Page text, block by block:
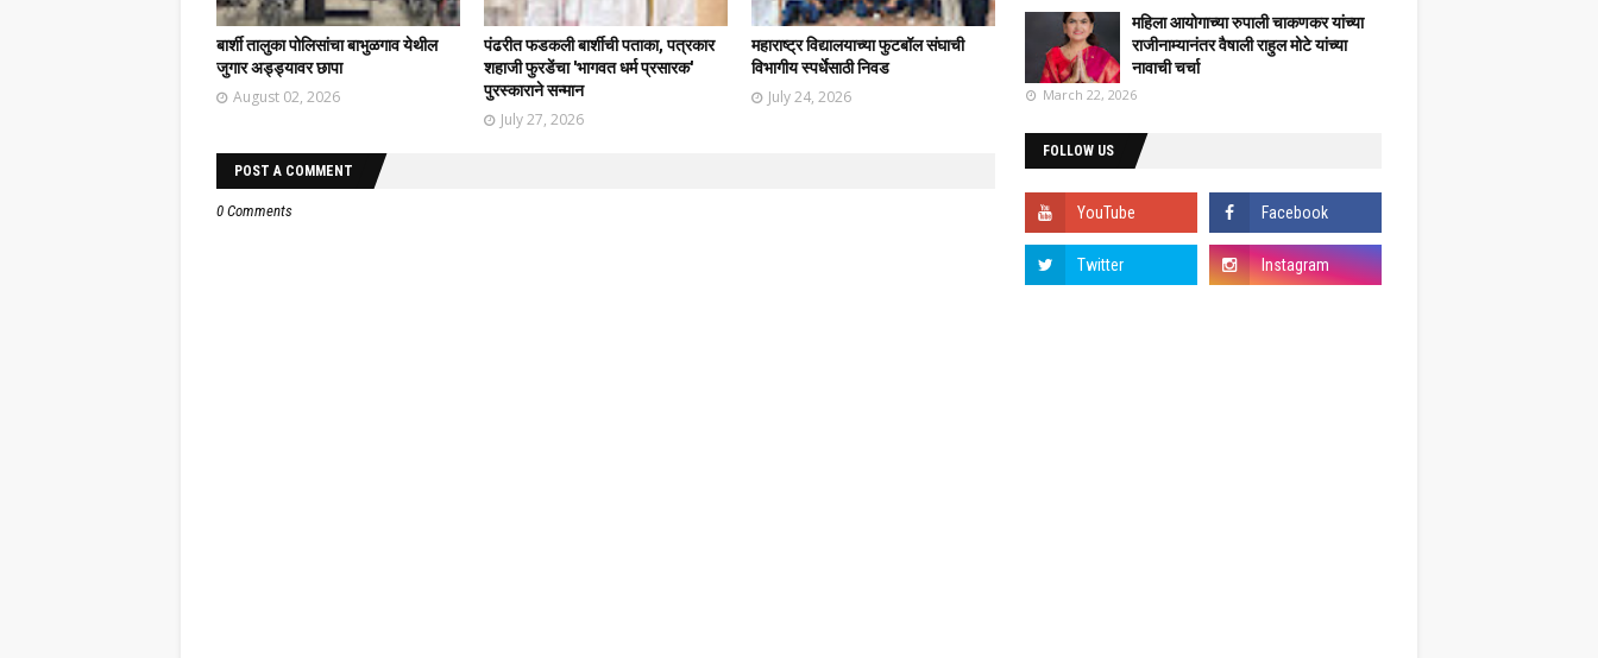
बार्शी तालुका पोलिसांचा बाभुळगाव येथील
जुगार अड्ड्यावर छापा
August 02, 2026
पंढरीत फडकली बार्शीची पताका, पत्रकार
शहाजी फुरडेंचा 'भागवत धर्म प्रसारक'
पुरस्काराने सन्मान
July 27, 2026
महाराष्ट्र विद्यालयाच्या फुटबॉल संघाची
विभागीय स्पर्धेसाठी निवड
July 24, 2026
POST A COMMENT
0 Comments
महिला आयोगाच्या रुपाली चाकणकर यांच्या
राजीनाम्यानंतर वैषाली राहुल मोटे यांच्या
नावाची चर्चा
March 22, 2026
FOLLOW US